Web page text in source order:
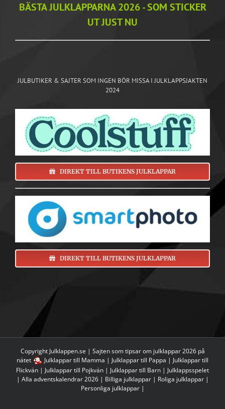
BÄSTA JULKLAPPARNA 2026 - SOM STICKER
UT JUST NU
JULBUTIKER & SAJTER SOM INGEN BÖR MISSA I JULKLAPPSJAKTEN
2024
DIREKT TILL BUTIKENS JULKLAPPAR
DIREKT TILL BUTIKENS JULKLAPPAR
Copyright Julklappen.se | Sajten som tipsar om julklappar 2026 på
nätet
Julklappar till Mamma | Julklappar till Pappa | Julklappar till
Flickvän | Julklappar till Pojkvän | Julklappar till Barn | Julklappsspelet
| Alla adventskalendrar 2026| Billiga julklappar| Roliga julklappar|
Personliga julklappar|